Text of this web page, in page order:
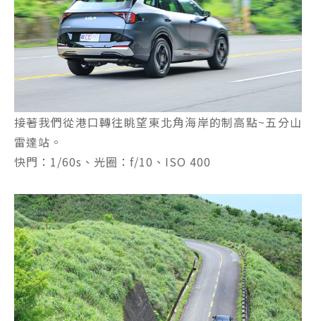
接著我們從港口轉往眺望東北角海岸的制高點~五分山
雷達站。
快門：1/60s、光圈：f/10、ISO 400